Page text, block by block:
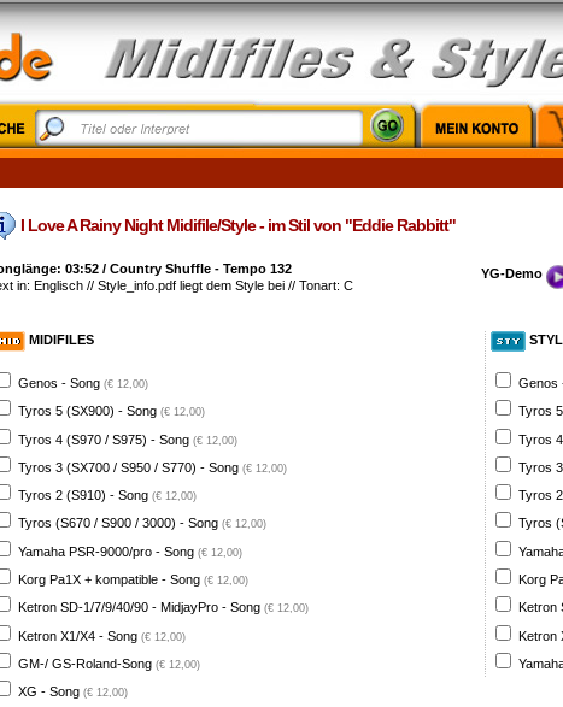
I Love A Rainy Night Midifile/Style - im Stil von "Eddie Rabbitt"
03:52 / Country Shuffle - Tempo 132
in: Englisch // Style_info.pdf liegt dem Style bei // Tonart: C
YG-Demo
MIDIFILES
Genos - Song (€ 12,00)
Tyros 5 (SX900) - Song (€ 12,00)
Tyros 4 (S970 / S975) - Song (€ 12,00)
Tyros 3 (SX700 / S950 / S770) - Song (€ 12,00)
Tyros 2 (S910) - Song (€ 12,00)
Tyros (S670 / S900 / 3000) - Song (€ 12,00)
Yamaha PSR-9000/pro - Song (€ 12,00)
Korg Pa1X + kompatible - Song (€ 12,00)
Ketron SD-1/7/9/40/90 - MidjayPro - Song (€ 12,00)
Ketron X1/X4 - Song (€ 12,00)
GM-/ GS-Roland-Song (€ 12,00)
XG - Song (€ 12,00)
Genos
Tyros
Tyros
Tyros
Tyros
Tyros
Korg
Ketron
Ketron